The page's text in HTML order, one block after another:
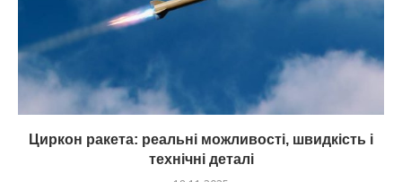
Циркон ракета: реальні можливості, швидкість і
технічні деталі